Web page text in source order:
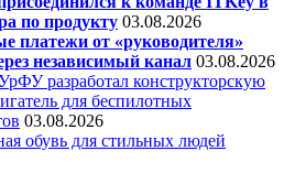
по продукту 03.08.2026
платежи от «руководителя»
независимый канал 03.08.2026
разработал конструкторскую
для беспилотных
03.08.2026
обувь для стильных людей